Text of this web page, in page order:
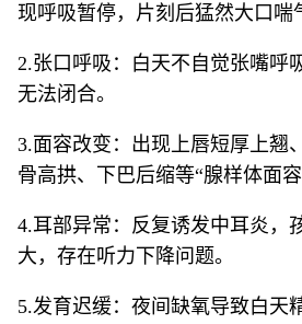
现呼吸暂停，片刻后猛然大口喘
2.张口呼吸：白天不自觉张嘴呼
无法闭合。
3.面容改变：出现上唇短厚上翘
骨高拱、下巴后缩等“腺样体面容
4.耳部异常：反复诱发中耳炎，
大，存在听力下降问题。
5.发育迟缓：夜间缺氧导致白天